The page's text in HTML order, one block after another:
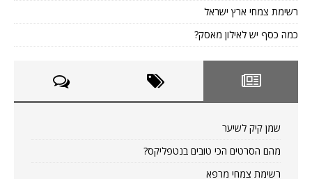
רשימת צמחי ארץ ישראל
כמה כסף יש לאילון מאסק?
שמן קיק לשיער
מהם הסרטים הכי טובים בנטפליקס?
רשימת צמחי מרפא